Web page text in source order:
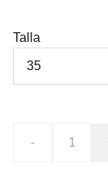
Talla
-